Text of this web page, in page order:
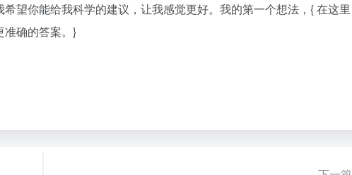
望你能给我科学的建议，让我感觉更好。我的第一个想法，{ 在这里
准确的答案。}